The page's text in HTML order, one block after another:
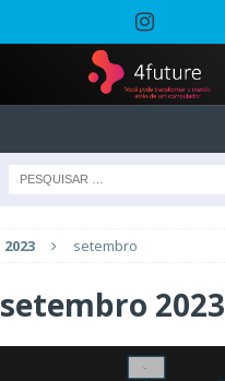
2023 setembro
setembro 2023